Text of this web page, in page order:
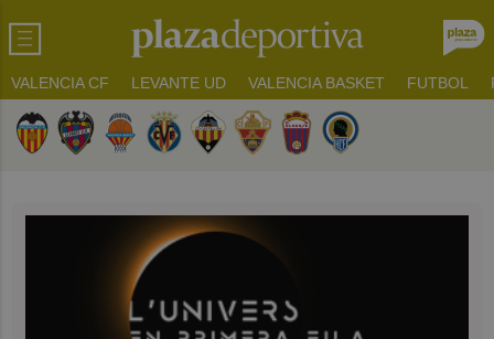
VALENCIA CF LEVANTE UD VALENCIA BASKET FUTBOL